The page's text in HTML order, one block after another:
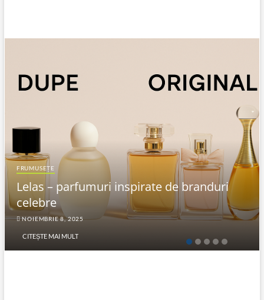
FRUMUSEȚE
Lelas – parfumuri inspirate de branduri
celebre
NOIEMBRIE 8, 2025
CITEȘTE MAI MULT